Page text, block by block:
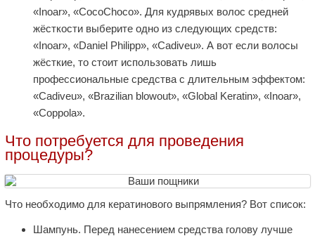
«Inoar», «CocoChoco». Для кудрявых волос средней
жёсткости выберите одно из следующих средств:
«Inoar», «Daniel Philipp», «Cadiveu». А вот если волосы
жёсткие, то стоит использовать лишь
профессиональные средства с длительным эффектом:
«Cadiveu», «Brazilian blowout», «Global Keratin», «Inoar»,
«Coppola».
Что потребуется для проведения
процедуры?
Что необходимо для кератинового выпрямления? Вот список:
Шампунь. Перед нанесением средства голову лучше